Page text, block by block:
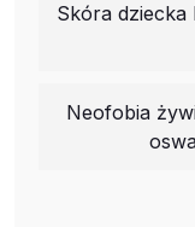
Skóra dziecka
Neofobia